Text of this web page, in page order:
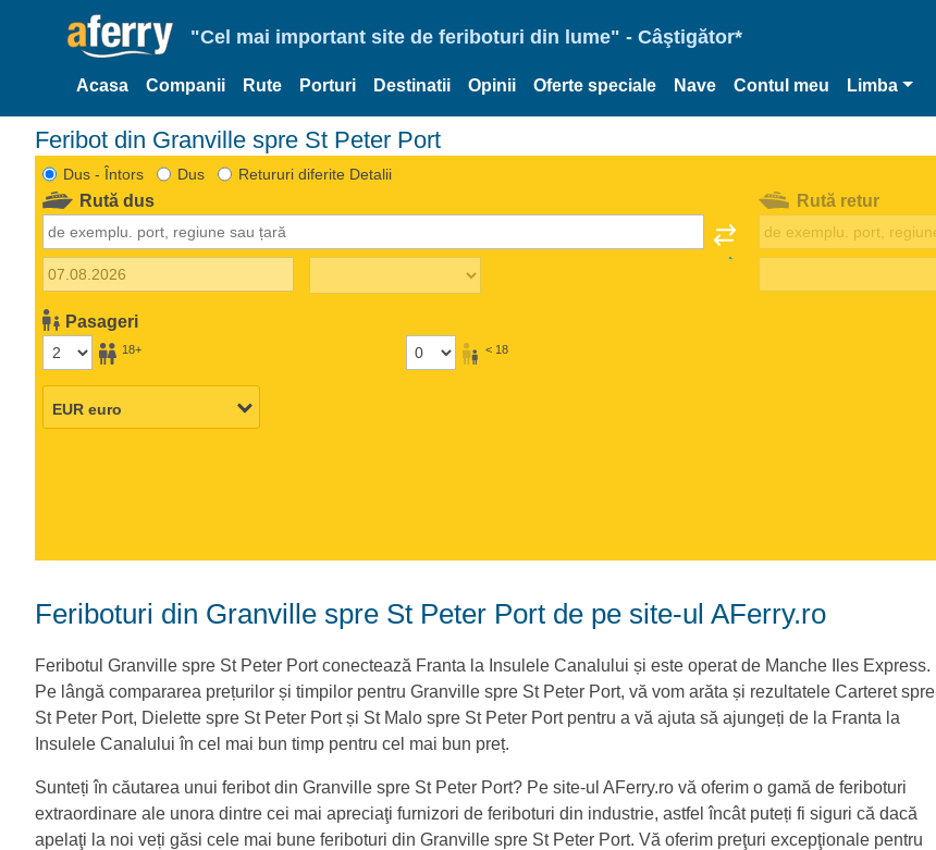
"Cel mai important site de feriboturi din lume" - Câştigător*
Acasa Companii Rute Porturi Destinatii Opinii Oferte speciale Nave Contul meu Limba
Feribot din Granville spre St Peter Port
Dus - Întors Dus Retururi diferite Detalii
Rută dus
Pasageri
18+ < 18
Rută retur
Feriboturi din Granville spre St Peter Port de pe site-ul AFerry.ro
Feribotul Granville spre St Peter Port conectează Franta la Insulele Canalului și este operat de Manche Iles Express.
Pe lângă compararea prețurilor și timpilor pentru Granville spre St Peter Port, vă vom arăta și rezultatele Carteret spre
St Peter Port, Dielette spre St Peter Port și St Malo spre St Peter Port pentru a vă ajuta să ajungeți de la Franta la
Insulele Canalului în cel mai bun timp pentru cel mai bun preț.
Sunteți în căutarea unui feribot din Granville spre St Peter Port? Pe site-ul AFerry.ro vă oferim o gamă de feriboturi
extraordinare ale unora dintre cei mai apreciaţi furnizori de feriboturi din industrie, astfel încât puteți fi siguri că dacă
apelaţi la noi veți găsi cele mai bune feriboturi din Granville spre St Peter Port. Vă oferim preţuri excepţionale pentru